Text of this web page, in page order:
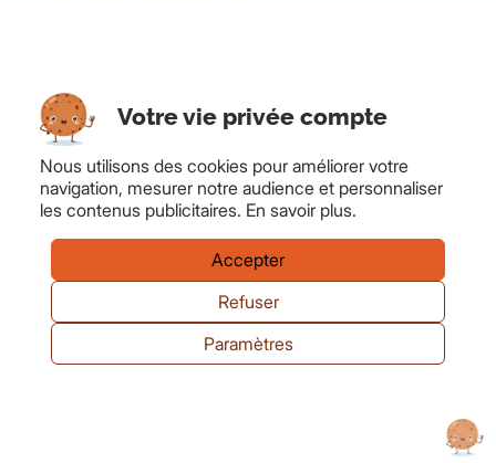
Votre vie privée compte
Nous utilisons des cookies pour améliorer votre
navigation, mesurer notre audience et personnaliser
les contenus publicitaires. En savoir plus.
Accepter
Refuser
Paramètres
Matières
Devis
Blog
LAUTER
À propos
Contact
Cookies